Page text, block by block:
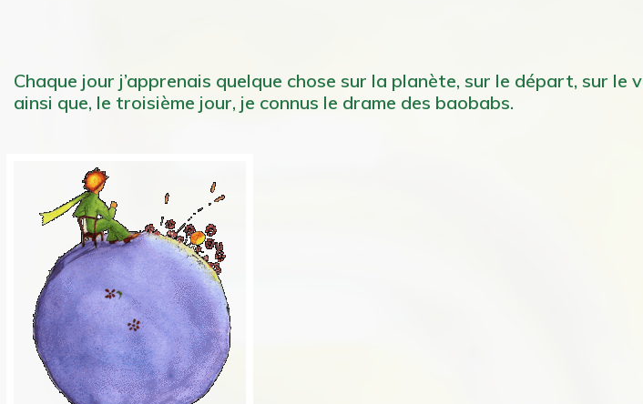
Chaque jour j’apprenais quelque chose sur la planète, sur le départ, sur
ainsi que, le troisième jour, je connus le drame des baobabs.